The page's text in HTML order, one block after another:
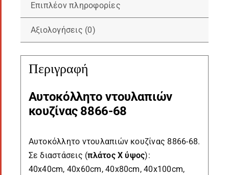
Επιπλέον πληροφορίες
Αξιολογήσεις (0)
Περιγραφή
Αυτοκόλλητο ντουλαπιών
κουζίνας 8866-68
Αυτοκόλλητο ντουλαπιών κουζίνας 8866-68.
Σε διαστάσεις (πλάτος Χ ύψος):
40x40cm, 40x60cm, 40x80cm, 40x100cm,